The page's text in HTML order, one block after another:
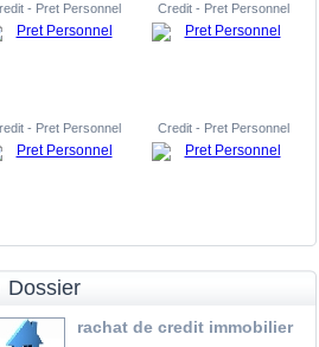
- Pret Personnel Credit - Pret Personnel
- Pret Personnel Credit - Pret Personnel
Dossier
rachat de credit immobilier